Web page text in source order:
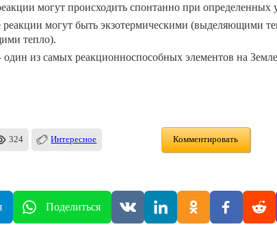
могут происходить спонтанно при определенных
могут быть экзотермическими (выделяющими
тепло).
из самых реакционноспособных элементов на
324 Интересное Комментировать
Поделиться